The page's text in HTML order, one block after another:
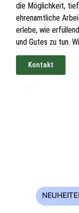
die Möglichkeit,
ehrenamtliche
erlebe, wie
und Gutes zu tun.
Kontakt